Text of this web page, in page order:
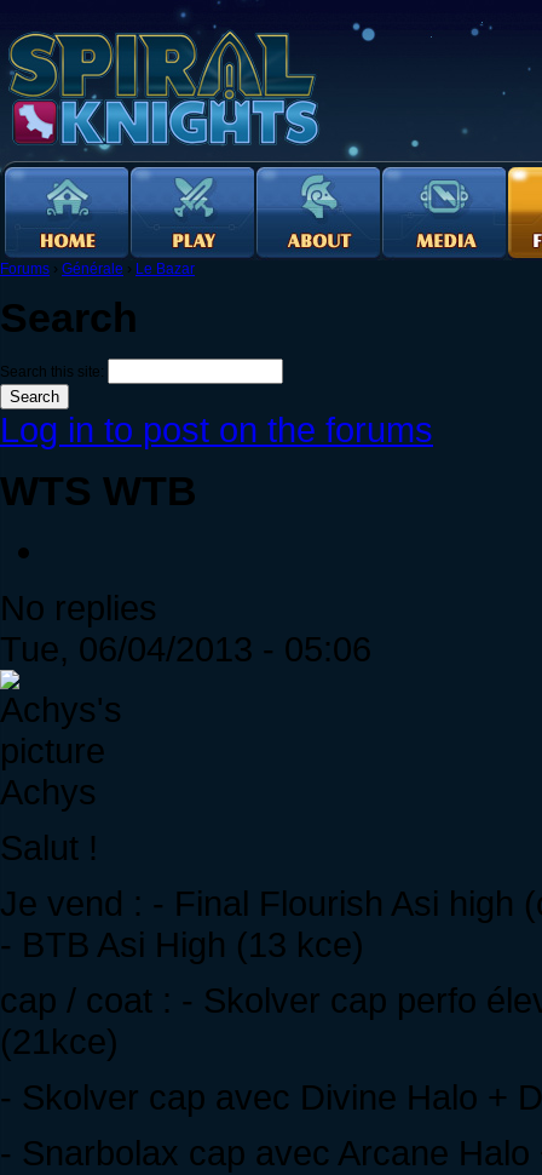
Forums › Générale › Le Bazar
Search
Search this site:
Log in to post on the forums
WTS WTB
No replies
Tue, 06/04/2013 - 05:06
Achys
Salut !
Je vend : - Final Flourish Asi high
- BTB Asi High (13 kce)
cap / coat : - Skolver cap perfo
(21kce)
- Skolver cap avec Divine Halo +
- Snarbolax cap avec Arcane